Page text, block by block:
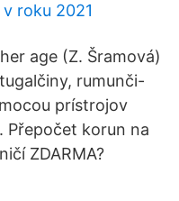
roku 2021
age (Z. Šramová)
rumunči-
prístrojov
Přepočet korun na
ZDARMA?